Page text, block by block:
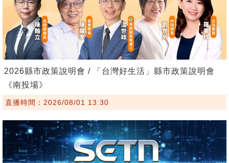
2026縣市政策說明會 / 「台灣好生活」縣市政策說明會
《南投場》
直播時間：2026/08/01 13:30